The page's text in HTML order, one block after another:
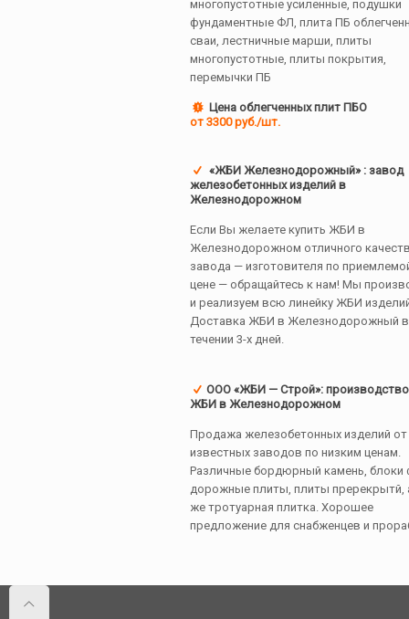
многопустотные усиленные, подушки
фундаментные ФЛ, плита ПБ
сваи, лестничные марши, плиты
многопустотные, плиты покрытия,
перемычки ПБ
Цена облегченных плит ПБО
от 3300 руб./шт.
«ЖБИ Железнодорожный» : завод
железобетонных изделий в
Железнодорожном
Если Вы желаете купить ЖБИ в
Железнодорожном отличного
завода — изготовителя по
цене — обращайтесь к нам! Мы
и реализуем всю линейку ЖБИ
Доставка ЖБИ в Железнодорожный в
течении 3-х дней.
ООО «ЖБИ — Строй»: производство
ЖБИ в Железнодорожном
Продажа железобетонных изделий от
известных заводов по низким ценам.
Различные бордюрный камень, блоки
дорожные плиты, плиты пререкрытй,
же тротуарная плитка. Хорошее
предложение для снабженцев и